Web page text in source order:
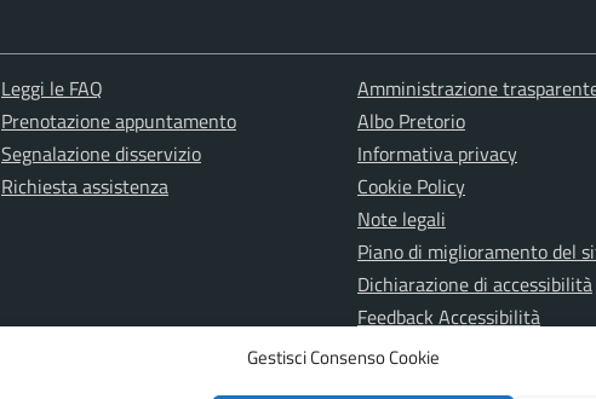
Gestisci Consenso Cookie
Leggi le FAQ
Prenotazione appuntamento
Segnalazione disservizio
Richiesta assistenza
Amministrazione
Albo Pretorio
Informativa privacy
Cookie Policy
Note legali
Piano di miglioramento del
Dichiarazione di accessibilità
Feedback Accessibilità
Attuazione misure PNRR